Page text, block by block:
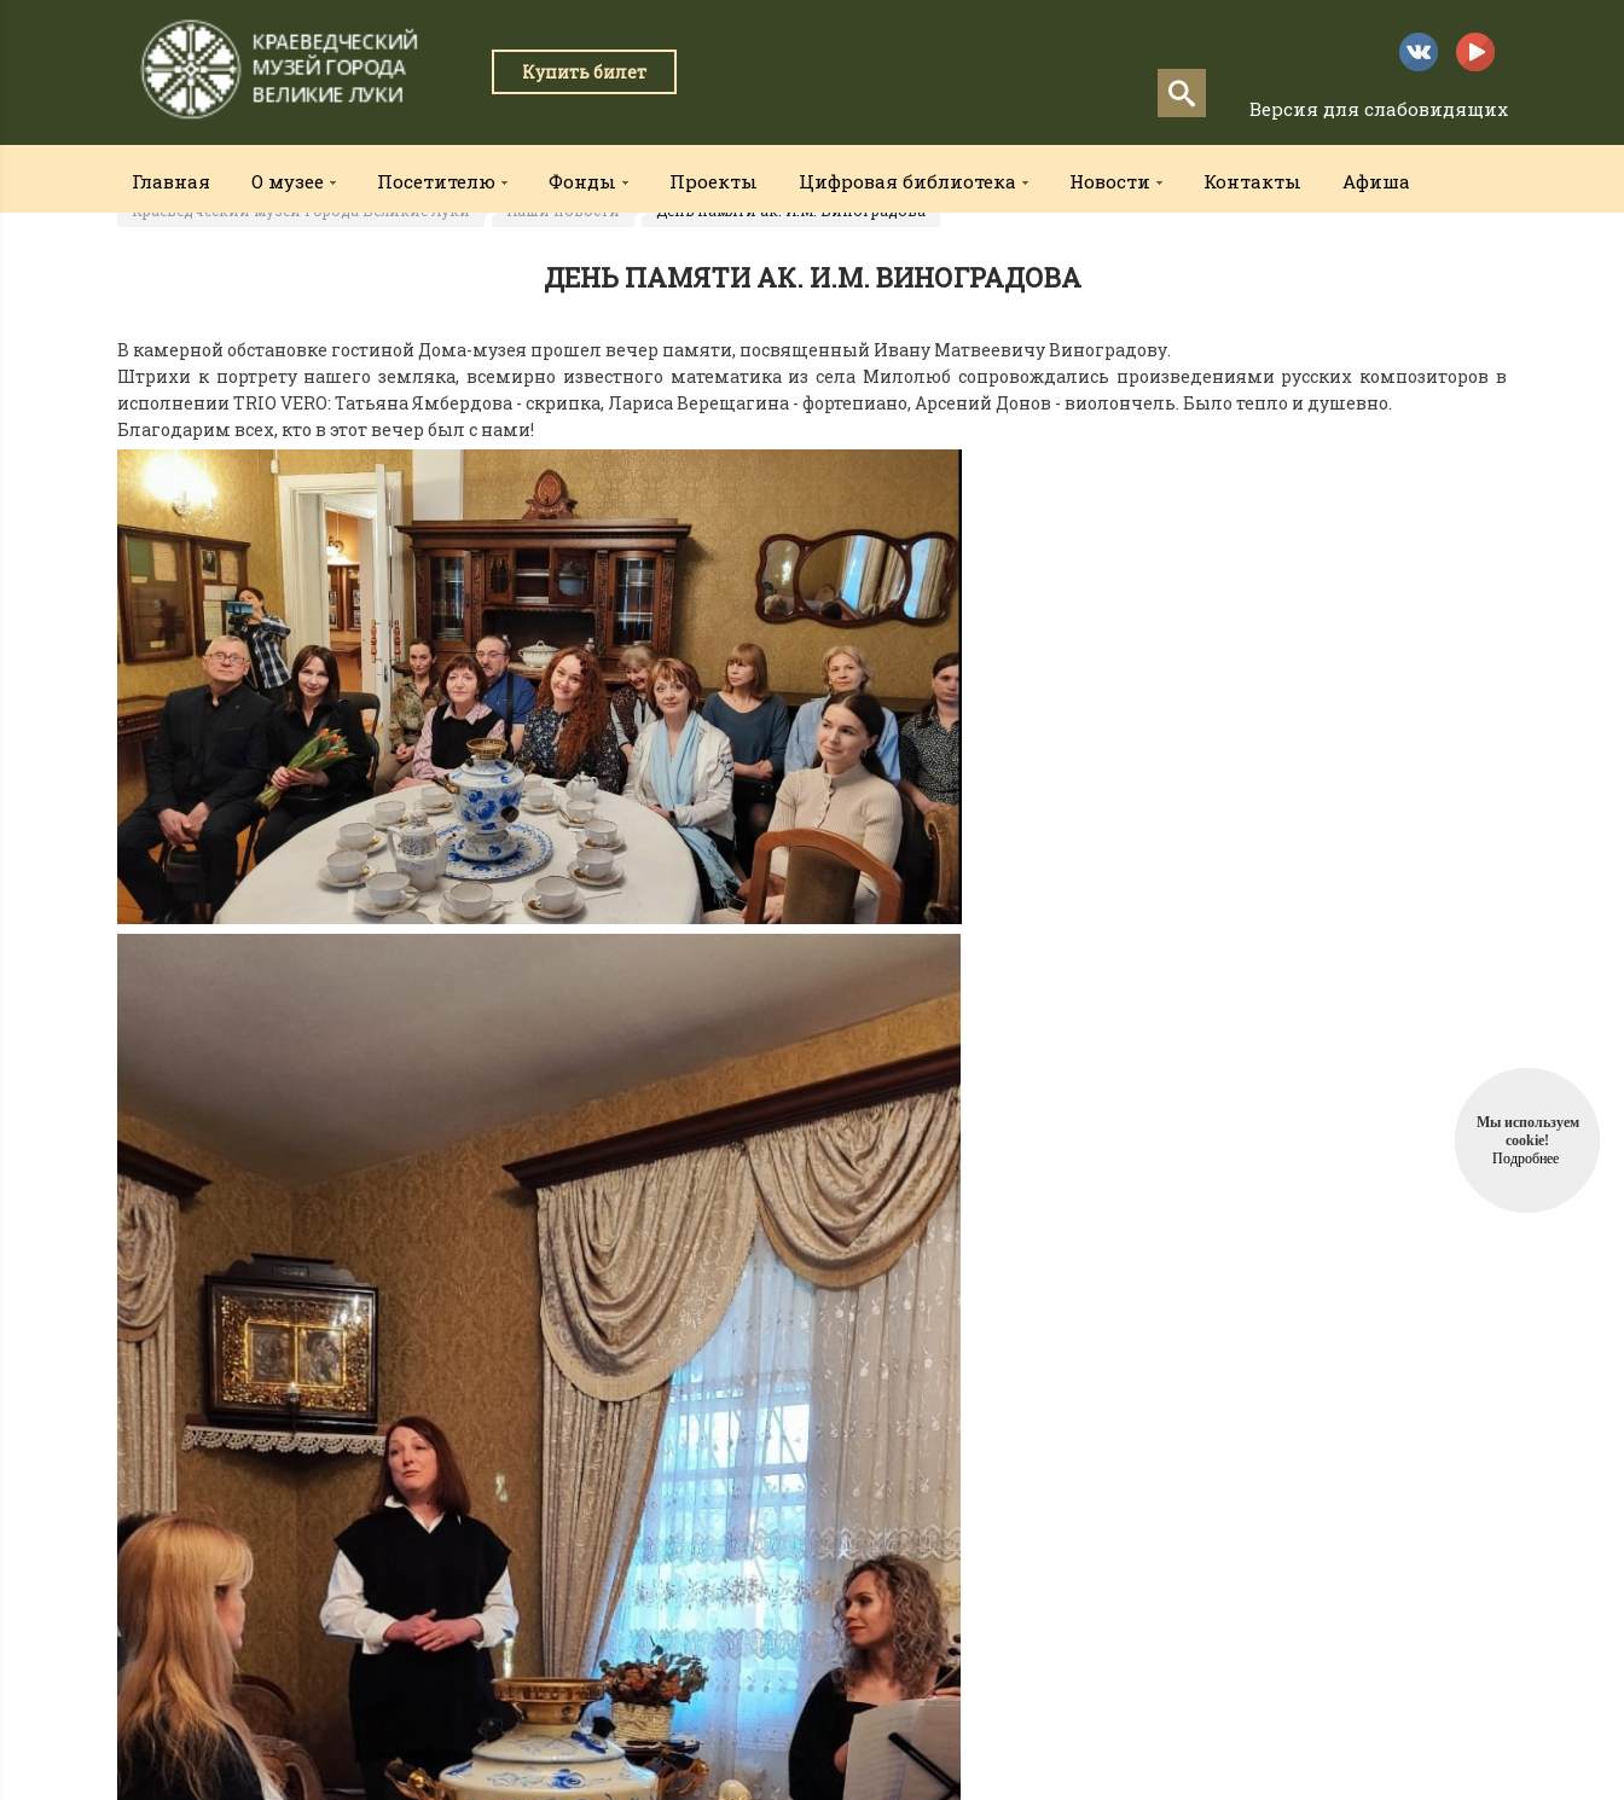
Купить билет
Версия для слабовидящих
Главная О музее Посетителю Фонды Проекты Цифровая библиотека Новости Контакты Афиша
Краеведческий музей города Великие Луки Наши новости День памяти ак. И.М. Виноградова
ДЕНЬ ПАМЯТИ АК. И.М. ВИНОГРАДОВА
В камерной обстановке гостиной Дома-музея прошел вечер памяти, посвященный Ивану Матвеевичу Виноградову.
Штрихи к портрету нашего земляка, всемирно известного математика из села Милолюб сопровождались произведениями русских композиторов в
исполнении TRIO VERO: Татьяна Ямбердова - скрипка, Лариса Верещагина - фортепиано, Арсений Донов - виолончель. Было тепло и душевно.
Благодарим всех, кто в этот вечер был с нами!
Мы используем
cookie!
Подробнее